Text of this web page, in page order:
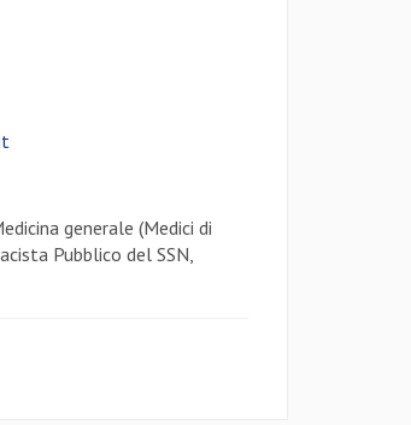
generale (Medici di
Pubblico del SSN,